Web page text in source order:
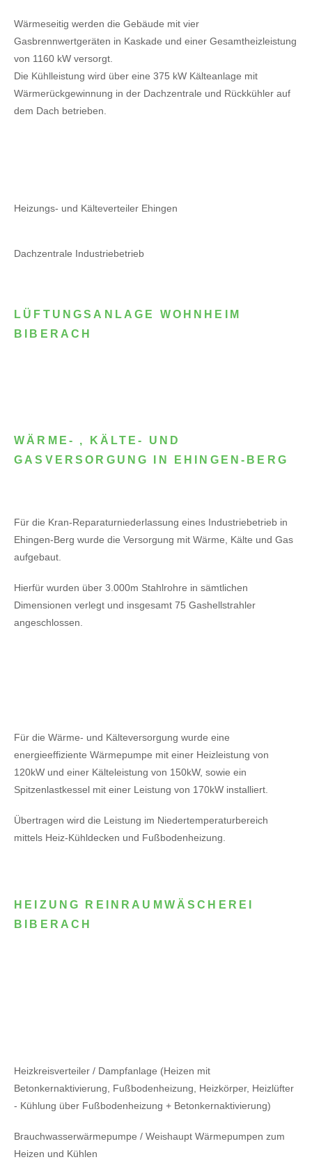
Wärmeseitig werden die Gebäude mit vier
Gasbrennwertgeräten in Kaskade und einer Gesamtheizleistung
von 1160 kW versorgt.
Die Kühlleistung wird über eine 375 kW Kälteanlage mit
Wärmerückgewinnung in der Dachzentrale und Rückkühler auf
dem Dach betrieben.
Heizungs- und Kälteverteiler Ehingen
Dachzentrale Industriebetrieb
LÜFTUNGSANLAGE WOHNHEIM
BIBERACH
WÄRME- , KÄLTE- UND
GASVERSORGUNG IN EHINGEN-BERG
Für die Kran-Reparaturniederlassung eines Industriebetrieb in
Ehingen-Berg wurde die Versorgung mit Wärme, Kälte und Gas
aufgebaut.
Hierfür wurden über 3.000m Stahlrohre in sämtlichen
Dimensionen verlegt und insgesamt 75 Gashellstrahler
angeschlossen.
Für die Wärme- und Kälteversorgung wurde eine
energieeffiziente Wärmepumpe mit einer Heizleistung von
120kW und einer Kälteleistung von 150kW, sowie ein
Spitzenlastkessel mit einer Leistung von 170kW installiert.
Übertragen wird die Leistung im Niedertemperaturbereich
mittels Heiz-Kühldecken und Fußbodenheizung.
HEIZUNG REINRAUMWÄSCHEREI
BIBERACH
Heizkreisverteiler / Dampfanlage (Heizen mit
Betonkernaktivierung, Fußbodenheizung, Heizkörper, Heizlüfter
- Kühlung über Fußbodenheizung + Betonkernaktivierung)
Brauchwasserwärmepumpe / Weishaupt Wärmepumpen zum
Heizen und Kühlen